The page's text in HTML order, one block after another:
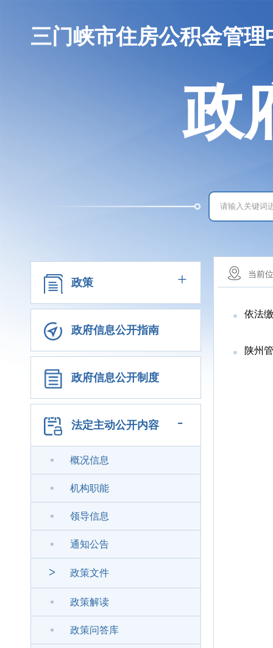
三门峡市住房公积金管理
政
政策 +
政府信息公开指南
政府信息公开制度
法定主动公开内容 -
概况信息
机构职能
领导信息
通知公告
> 政策文件
政策解读
政策问答库
当前
依法
陕州